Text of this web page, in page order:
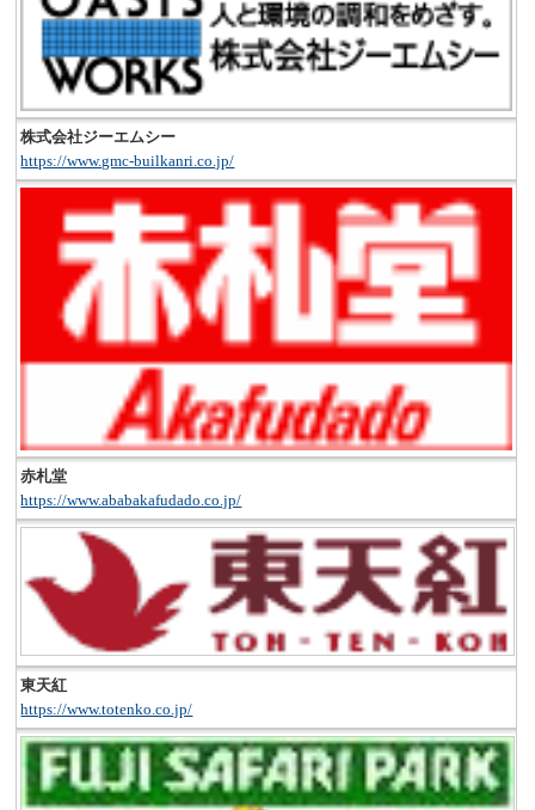
株式会社ジーエムシー
https://www.gmc-builkanri.co.jp/
赤札堂
https://www.ababakafudado.co.jp/
東天紅
https://www.totenko.co.jp/